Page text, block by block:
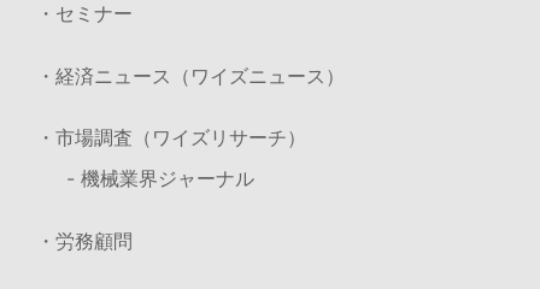
・セミナー
・経済ニュース（ワイズニュース）
・市場調査（ワイズリサーチ）
- 機械業界ジャーナル
・労務顧問